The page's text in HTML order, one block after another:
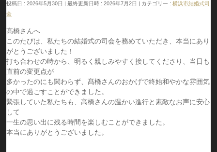
投稿日 : 2026年5月30日 最終更新日時 : 2026年7月2日 カテゴリー :横浜市結婚式司
会
髙橋さんへ
このたびは、私たちの結婚式の司会を務めていただき、本当にあり
がとうございました！
打ち合わせの時から、明るく親しみやすく接してくださり、当日も
直前の変更点が
多かったのにも関わらず、髙橋さんのおかげで終始和やかな雰囲気
の中で過ごすことができました。
緊張していた私たちも、高橋さんの温かい進行と素敵なお声に安心
して
一生の思い出に残る時間を楽しむことができました。
本当にありがとうございました。